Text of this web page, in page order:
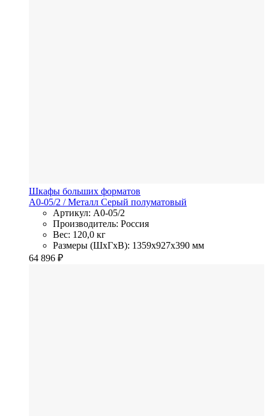
Шкафы больших форматов
A0-05/2 / Металл Серый полуматовый
Артикул: A0-05/2
Производитель: Россия
Вес: 120,0 кг
Размеры (ШхГхВ): 1359x927x390 мм
64 896 ₽